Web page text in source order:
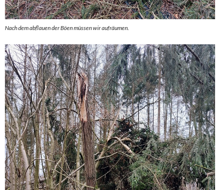
Nach dem abflauen der Böen müssen wir aufräumen.